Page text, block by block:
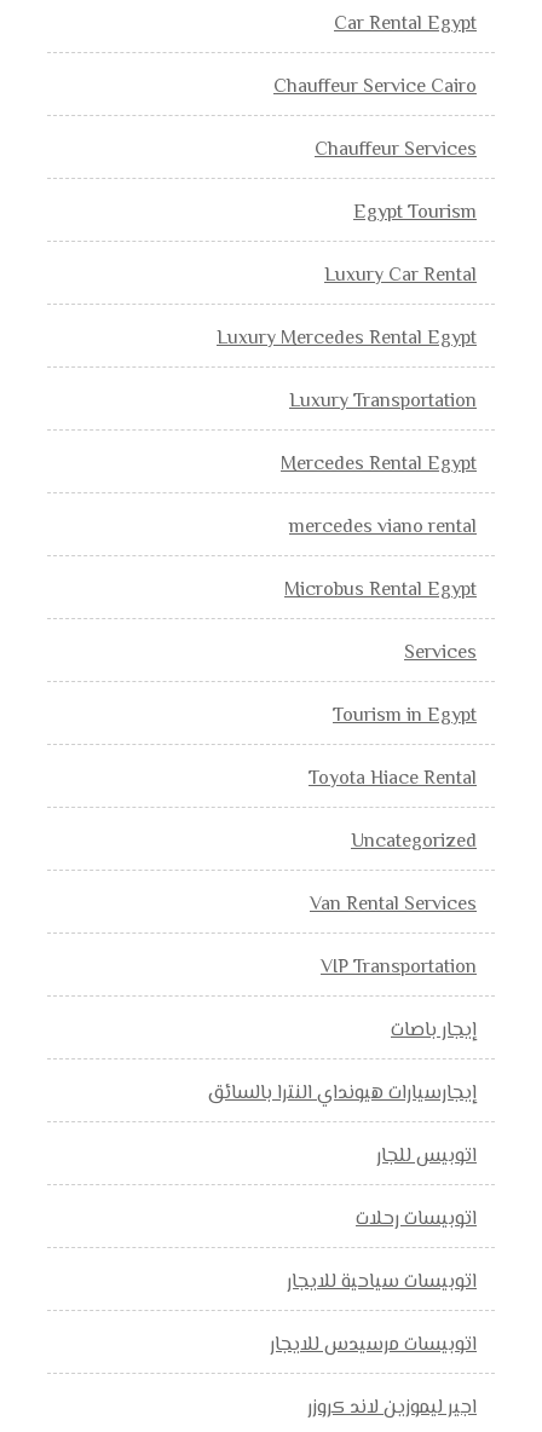
Car Rental Egypt
Chauffeur Service Cairo
Chauffeur Services
Egypt Tourism
Luxury Car Rental
Luxury Mercedes Rental Egypt
Luxury Transportation
Mercedes Rental Egypt
mercedes viano rental
Microbus Rental Egypt
Services
Tourism in Egypt
Toyota Hiace Rental
Uncategorized
Van Rental Services
VIP Transportation
إيجار باصات
إيجارسيارات هيونداي النترا بالسائق
اتوبيس للجار
اتوبيسات رحلات
اتوبيسات سياحية للايجار
اتوبيسات مرسيدس للايجار
اجير ليموزين لاند كروزر